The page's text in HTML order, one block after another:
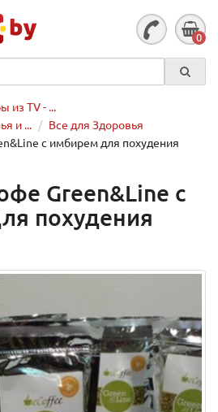
0
из TV - ...
и ...
Все для Здоровья
с имбирем для похудения
Green&Line с
похудения